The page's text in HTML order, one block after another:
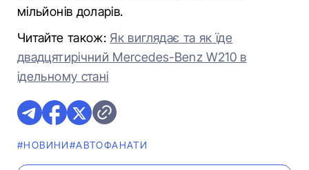
мільйонів доларів.
Читайте також: Як виглядає та як їде
двадцятирічний Mercedes-Benz W210 в
ідельному стані
#НОВИНИ#АВТОФАНАТИ